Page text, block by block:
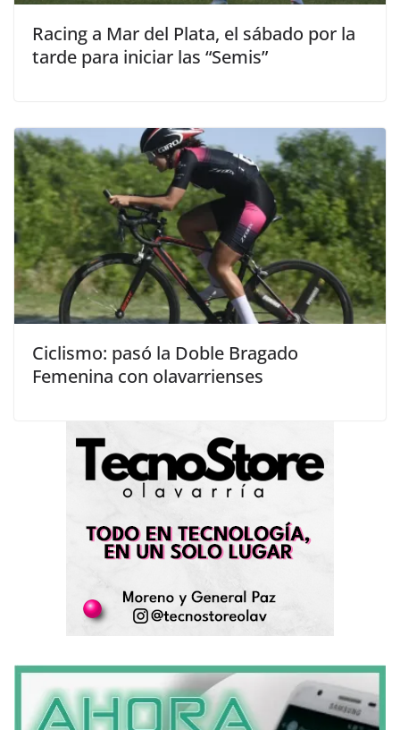
Racing a Mar del Plata, el sábado por la
tarde para iniciar las “Semis”
Ciclismo: pasó la Doble Bragado
Femenina con olavarrienses